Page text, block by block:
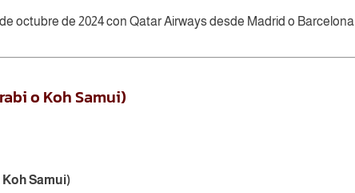
octubre de 2024 con Qatar Airways desde Madrid o Barcelona
o Koh Samui)
Samui)